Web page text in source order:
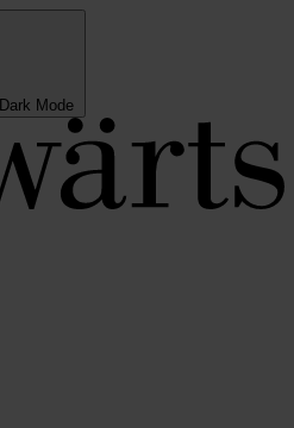
Dark Mode